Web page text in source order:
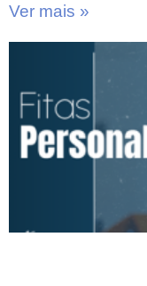
Ver mais »